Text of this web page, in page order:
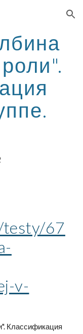
Skip to navigation
67
v-
Классификация